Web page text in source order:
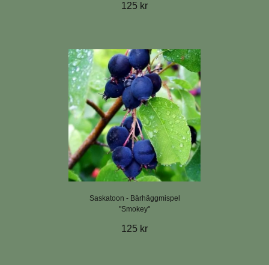
125 kr
Saskatoon - Bärhäggmispel
"Smokey"
125 kr